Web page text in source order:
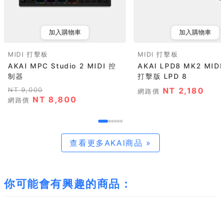
加入購物車
MIDI 打擊板
AKAI MPC Studio 2 MIDI 控
制器
NT 9,000
網路價 NT 8,800
加入購物車
MIDI 打擊板
AKAI LPD8 MK2
打擊版 LPD 8
網路價 NT 2,180
查看更多AKAI商品 »
你可能會有興趣的商品：